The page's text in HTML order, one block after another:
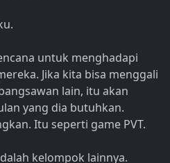
untuk menghadapi
Jika kita bisa menggali
lain, itu akan
yang dia butuhkan.
Itu seperti game PVT.
kelompok lainnya.